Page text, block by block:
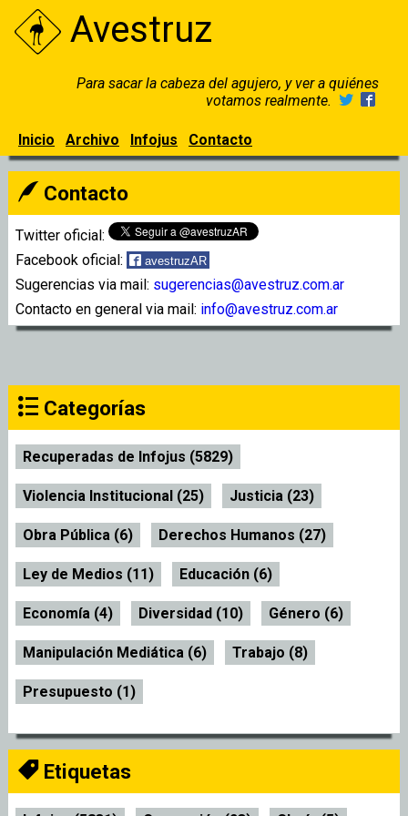
Avestruz
Para sacar la cabeza del agujero, y ver a quiénes
votamos realmente.
Inicio Archivo Infojus Contacto
Contacto
Twitter oficial:
Facebook oficial:
avestruzAR
Sugerencias via mail: sugerencias@avestruz.com.ar
Contacto en general via mail: info@avestruz.com.ar
Categorías
Recuperadas de Infojus (5829)
Violencia Institucional (25) Justicia (23)
Obra Pública (6) Derechos Humanos (27)
Ley de Medios (11) Educación (6)
Economía (4) Diversidad (10) Género (6)
Manipulación Mediática (6) Trabajo (8)
Presupuesto (1)
Etiquetas